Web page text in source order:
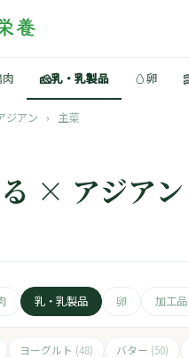
🧀乳・乳製品 🥚卵
ジアン › 主菜
× アジア
乳・乳製品 卵 加工品
ヨーグルト (48) バター (50)